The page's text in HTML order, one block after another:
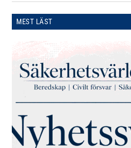
MEST LÄST